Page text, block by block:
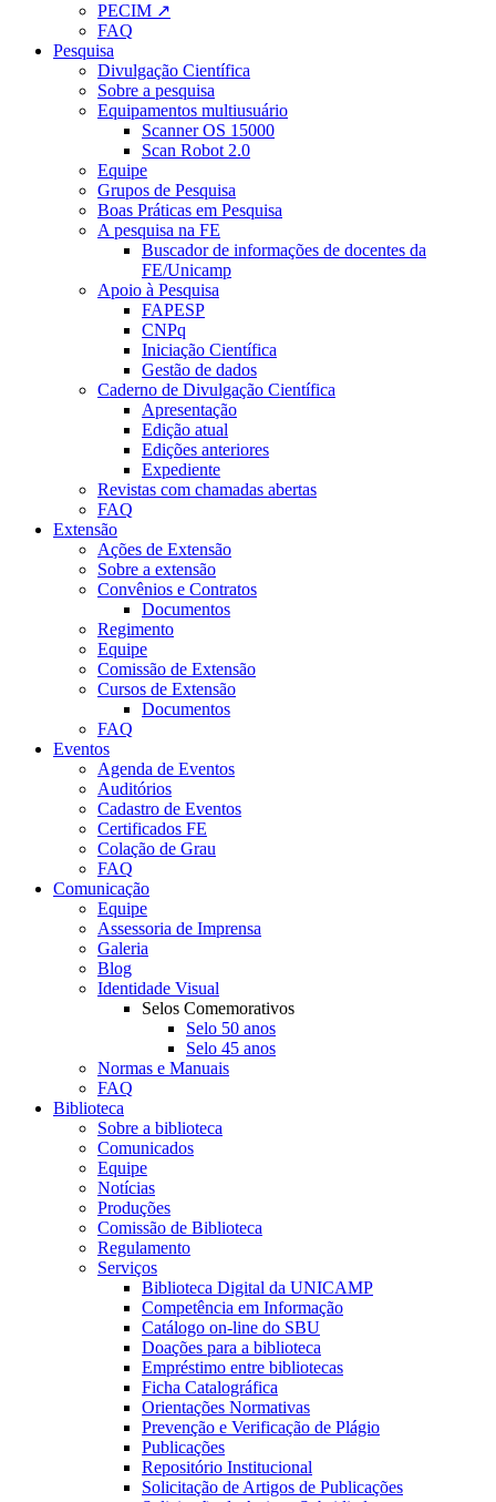
PECIM ↗
FAQ
Pesquisa
Divulgação Científica
Sobre a pesquisa
Equipamentos multiusuário
Scanner OS 15000
Scan Robot 2.0
Equipe
Grupos de Pesquisa
Boas Práticas em Pesquisa
A pesquisa na FE
Buscador de informações de docentes da
FE/Unicamp
Apoio à Pesquisa
FAPESP
CNPq
Iniciação Científica
Gestão de dados
Caderno de Divulgação Científica
Apresentação
Edição atual
Edições anteriores
Expediente
Revistas com chamadas abertas
FAQ
Extensão
Ações de Extensão
Sobre a extensão
Convênios e Contratos
Documentos
Regimento
Equipe
Comissão de Extensão
Cursos de Extensão
Documentos
FAQ
Eventos
Agenda de Eventos
Auditórios
Cadastro de Eventos
Certificados FE
Colação de Grau
FAQ
Comunicação
Equipe
Assessoria de Imprensa
Galeria
Blog
Identidade Visual
Selos Comemorativos
Selo 50 anos
Selo 45 anos
Normas e Manuais
FAQ
Biblioteca
Sobre a biblioteca
Comunicados
Equipe
Notícias
Produções
Comissão de Biblioteca
Regulamento
Serviços
Biblioteca Digital da UNICAMP
Competência em Informação
Catálogo on-line do SBU
Doações para a biblioteca
Empréstimo entre bibliotecas
Ficha Catalográfica
Orientações Normativas
Prevenção e Verificação de Plágio
Publicações
Repositório Institucional
Solicitação de Artigos de Publicações